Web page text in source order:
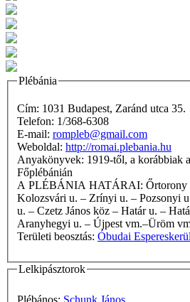
Plébánia
Cím: 1031 Budapest, Zaránd utca 35.
Telefon: 1/368-6308
E-mail: rompleb@gmail.com
Weboldal: http://romai.plebania.hu
Anyakönyvek: 1919-től, a korábbiak a Bp.-Óbudai
Főplébánián
A PLÉBÁNIA HATÁRAI: Őrtorony u. – Királyok u. –
Kolozsvári u. – Zrínyi u. – Pozsonyi
u. – Czetz János köz – Határ u. –
Aranyhegyi u. – Újpest vm.–Üröm
Területi beosztás: Óbudai
Lelkipásztorok
Plébános: Schunk János